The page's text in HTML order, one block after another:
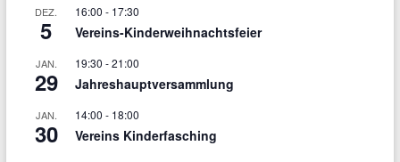
DEZ.
5
16:00 - 17:30
Vereins-Kinderweihnachtsfeier
JAN.
29
19:30 -21:00
Jahreshauptversammlung
JAN.
30
14:00 - 18:00
Vereins Kinderfasching